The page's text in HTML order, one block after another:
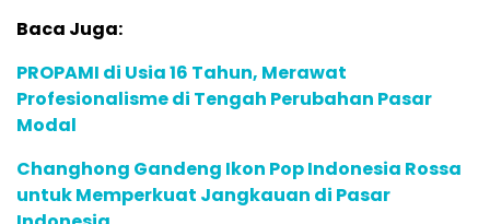
Baca Juga:
PROPAMI di Usia 16 Tahun, Merawat
Profesionalisme di Tengah Perubahan Pasar
Modal
Changhong Gandeng Ikon Pop Indonesia Rossa
untuk Memperkuat Jangkauan di Pasar